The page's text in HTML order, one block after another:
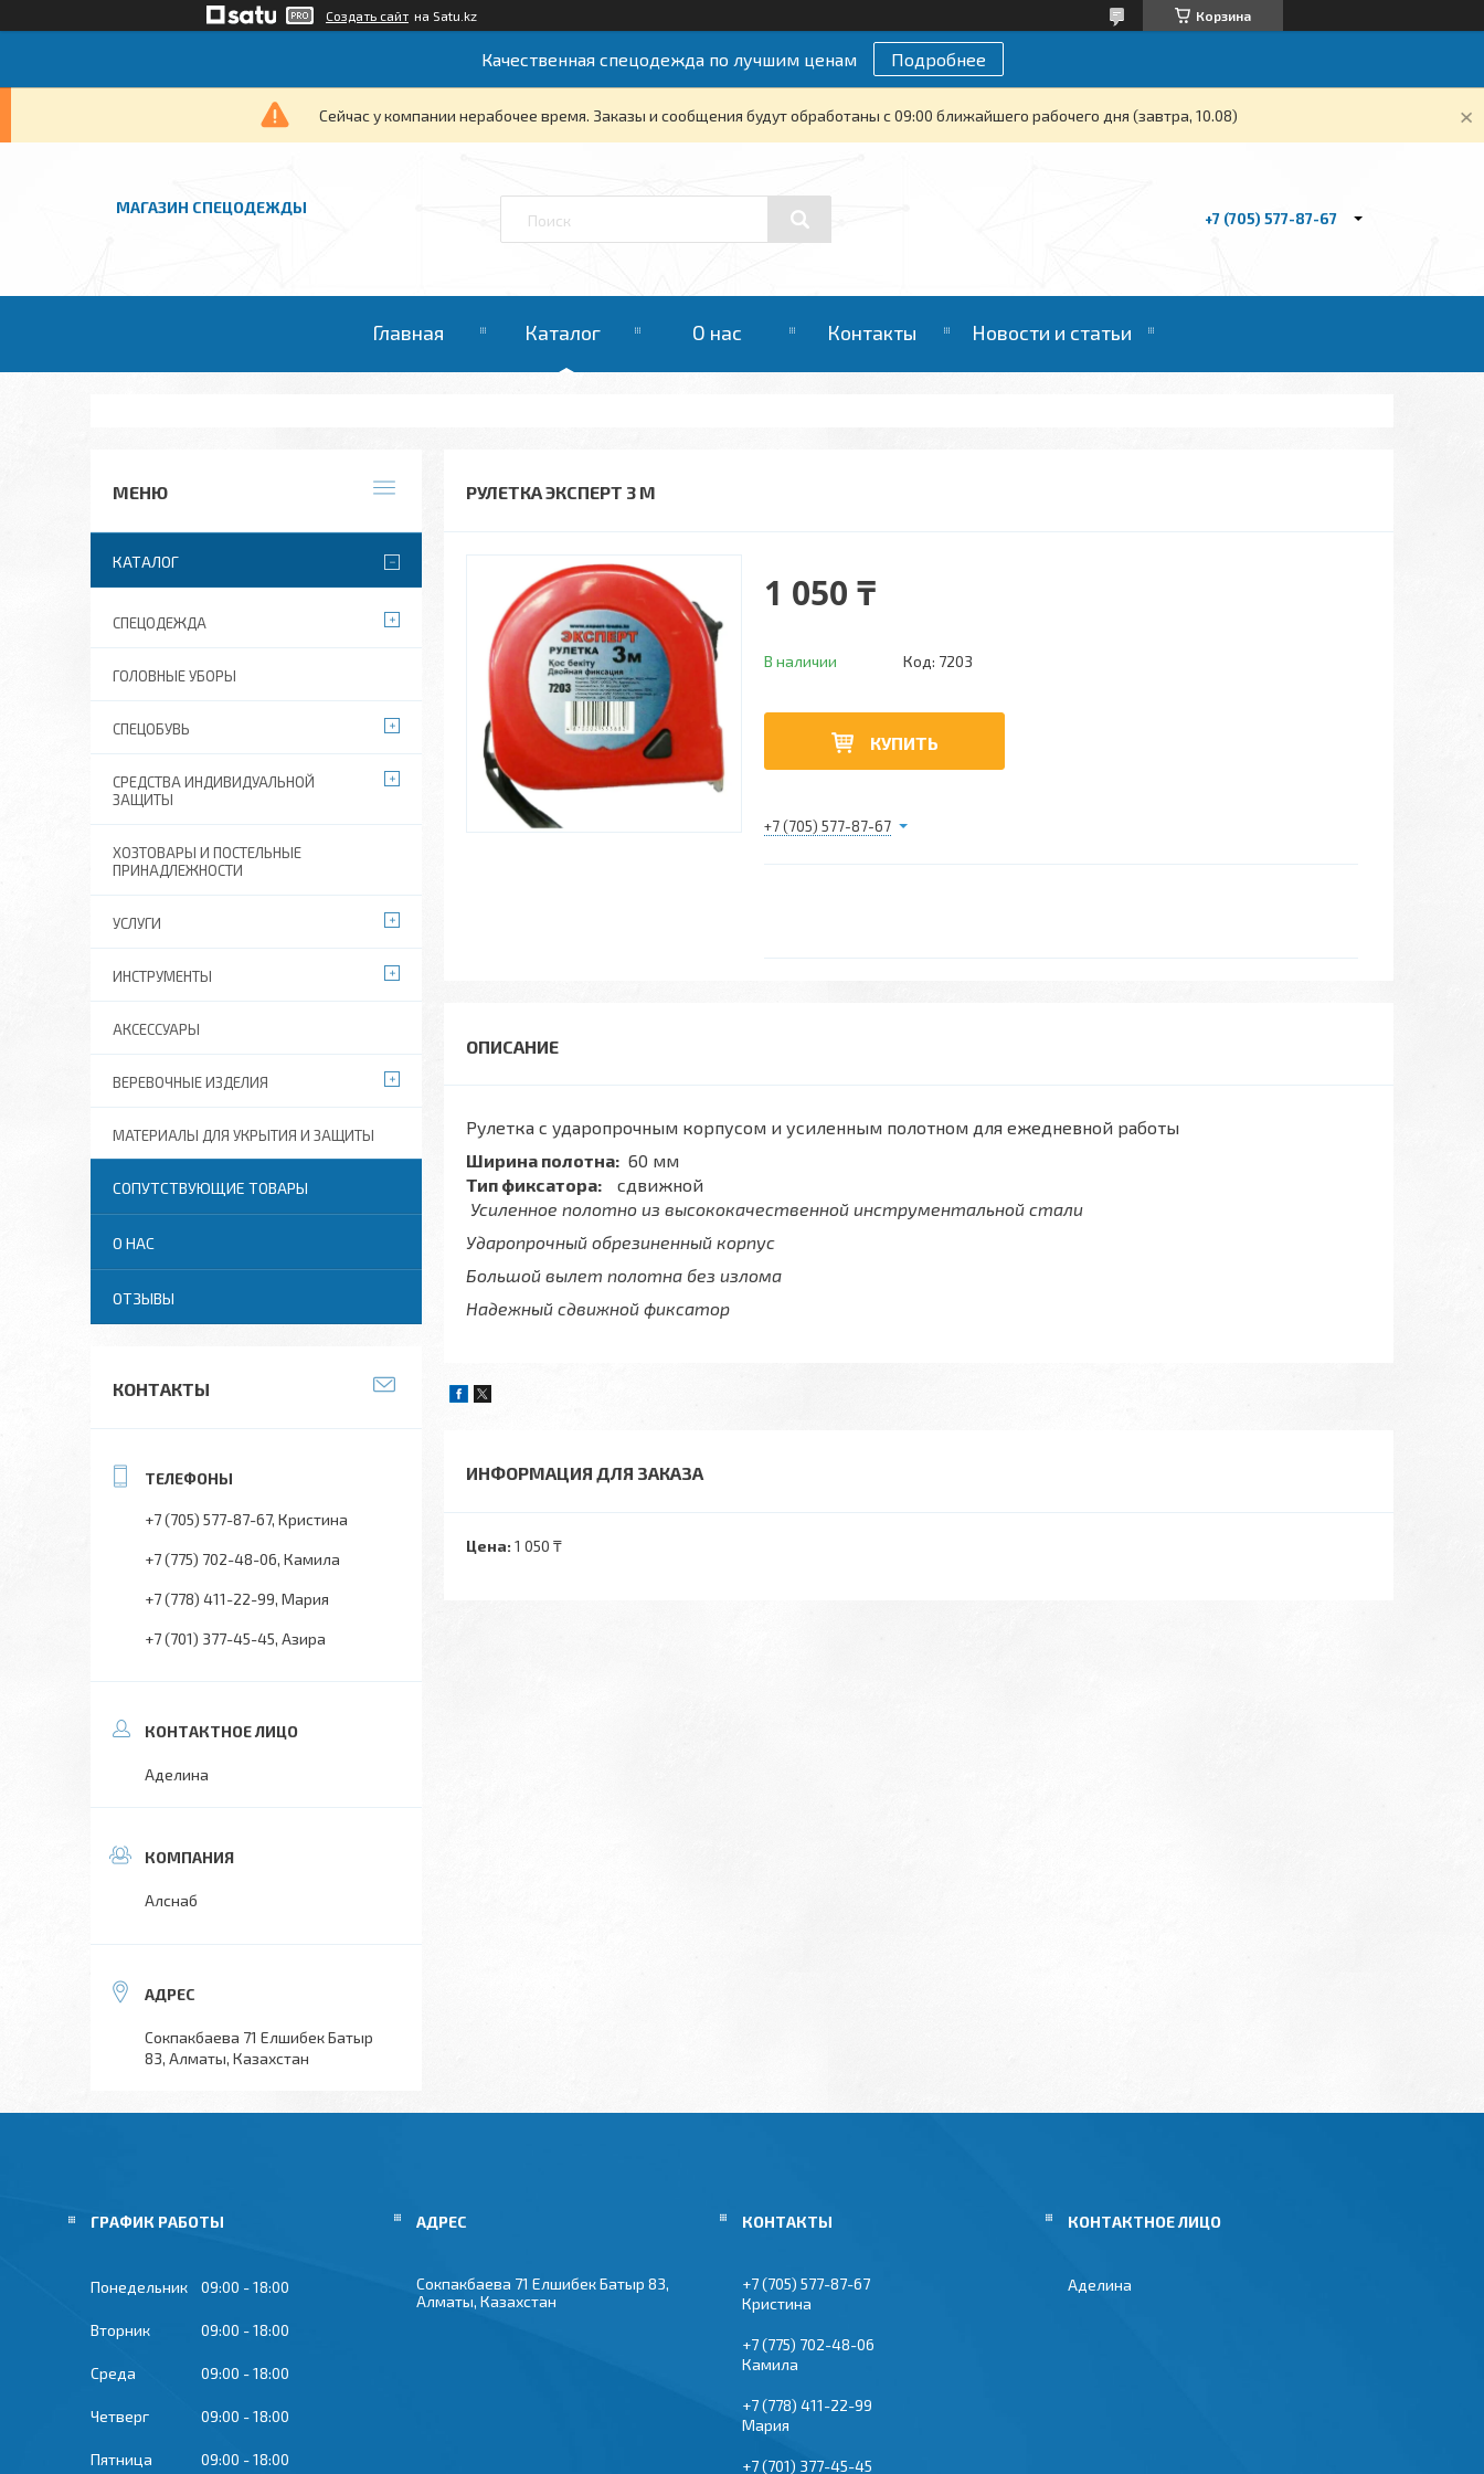
Создать сайт на Satu.kz Корзина
Качественная спецодежда по лучшим ценам Подробнее
Сейчас у компании нерабочее время. Заказы и сообщения будут обработаны с 09:00 ближайшего рабочего дня (завтра, 10.08)
МАГАЗИН СПЕЦОДЕЖДЫ
+7 (705) 577-87-67
Главная Каталог О нас Контакты Новости и статьи
РУЛЕТКА ЭКСПЕРТ 3 М
1 050 ₸
В наличии Код: 7203
КУПИТЬ
+7 (705) 577-87-67
Рулетка с ударопрочным корпусом и усиленным полотном для ежедневной работы
Ширина полотна: 60 мм
Тип фиксатора:
сдвижной
Усиленное полотно из высококачественной инструментальной стали
Ударопрочный обрезиненный корпус
Большой вылет полотна без излома
Надежный сдвижной фиксатор
ИНФОРМАЦИЯ ДЛЯ ЗАКАЗА
Цена: 1 050 ₸
КАТАЛОГ
СПЕЦОДЕЖДА
ГОЛОВНЫЕ УБОРЫ
СПЕЦОБУВЬ
СРЕДСТВА ИНДИВИДУАЛЬНОЙ
ЗАЩИТЫ
ХОЗТОВАРЫ И ПОСТЕЛЬНЫЕ
ПРИНАДЛЕЖНОСТИ
УСЛУГИ
ИНСТРУМЕНТЫ
АКСЕССУАРЫ
ВЕРЕВОЧНЫЕ ИЗДЕЛИЯ
МАТЕРИАЛЫ ДЛЯ УКРЫТИЯ И ЗАЩИТЫ
СОПУТСТВУЮЩИЕ ТОВАРЫ
О НАС
ОТЗЫВЫ
КОНТАКТЫ
+7 (705) 577-87-67 Кристина
+7 (775) 702-48-06 Камила
+7 (778) 411-22-99 Мария
+7 (701) 377-45-45 Азира
Аделина
Алснаб
Сокпакбаева 71 Елшибек Батыр
83, Алматы, Казахстан
ГРАФИК РАБОТЫ
Понедельник 09:00 18:00
Вторник 09:00 18:00
Среда 09:00 18:00
Четверг 09:00 18:00
Пятница 09:00 18:00
Сокпакбаева 71 Елшибек Батыр 83,
Алматы, Казахстан
+7 (705) 577-87-67
Кристина
+7 (775) 702-48-06
Камила
+7 (778) 411-22-99
Мария
+7 (701) 377-45-45
Аделина